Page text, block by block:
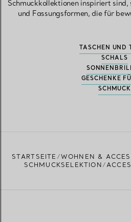
Schmuckkollektionen inspiriert
und Fassungsformen, die für
TASCHEN UND
SCHALS
GESCHENKE
SCHMUCK
STARTSEITE WOHNEN &
SCHMUCKSELEKTION